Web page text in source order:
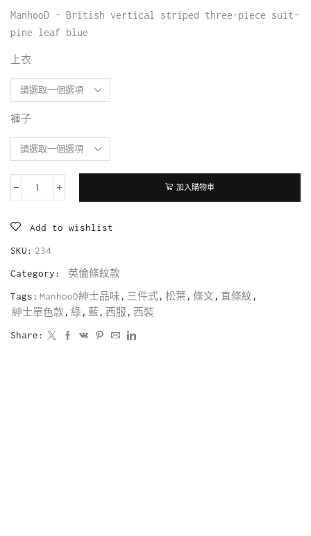
ManhooD – British vertical striped three-piece suit-
pine leaf blue
上衣
褲子
加入購物車
Add to wishlist
SKU: 234
Category: 英倫條紋款
Tags: ManhooD紳士品味, 三件式, 松葉, 條文, 直條紋,
紳士單色款, 綠, 藍, 西服, 西裝
Share: